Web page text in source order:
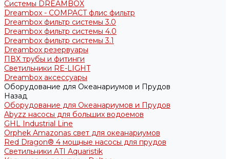
Системы DREAMBOX
Dreambox - COMPACT флис фильтр
Dreambox фильтр системы 3.0
Dreambox фильтр системы 4.0
Dreambox фильтр системы 3.1
Dreambox резервуары
ПВХ трубы и фитинги
Светильники RE-LIGHT
Dreambox аксессуары
Оборудование для Океанариумов и Прудов
Назад
Оборудование для Океанариумов и Прудов
Abyzz насосы для больших водоемов
GHL Industrial Line
Orphek Amazonas свет для океанариумов
Red Dragon® 4 мощные насосы для прудов
Светильники ATI Aquaristik